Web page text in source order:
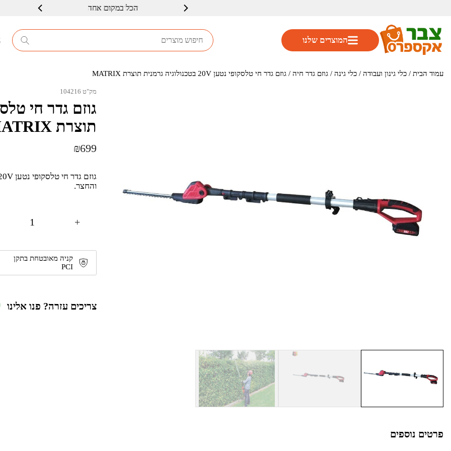
שרות ברמה גבוה
המוצרים שלנו
עמוד הבית / כלי גינון ועבודה / כלי גינה / גוזם גדר חיה / גוזם גדר חי טלסקופי נטען 20V בטכנולוגיה גרמנית תוצרת MATRIX
מק"ט 104216
תוצרת MATRIX
₪699
והחצר.
+
קניה מאובטחת בתקן
PCI
צריכים עזרה? פנו אלינו
פרטים נוספים